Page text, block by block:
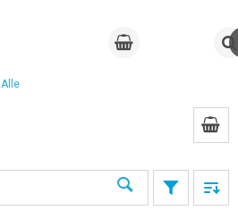
Alle